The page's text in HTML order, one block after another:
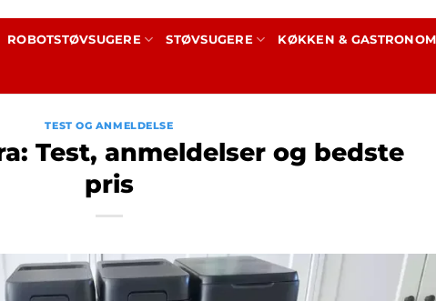
ROBOTSTØVSUGERE STØVSUGERE KØKKEN &
TEST OG ANMELDELSE
Test, anmeldelser og bedste
pris